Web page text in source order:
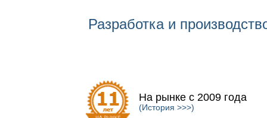
Разработка и
На рынке с 2009 года
(История >>>)